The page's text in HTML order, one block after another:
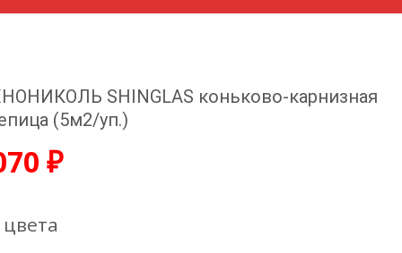
SHINGLAS коньково-карнизная
(5м2/уп.)
₽
цвета